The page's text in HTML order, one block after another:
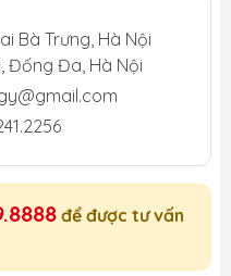
Bà Trưng, Hà Nội
Đống Đa, Hà Nội
để được tư vấn